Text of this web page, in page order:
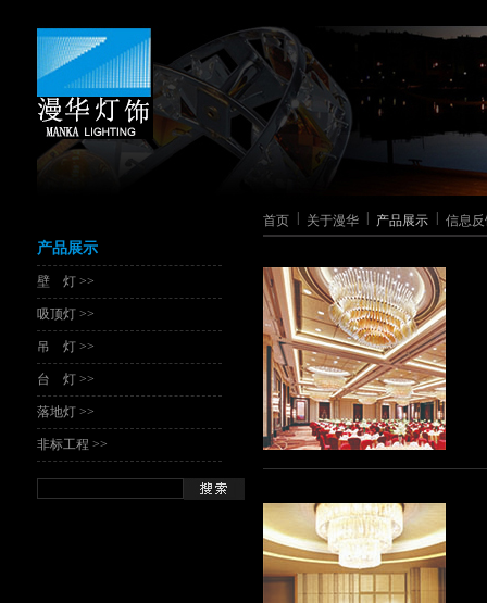
产品展示
壁 灯 >>
吸顶灯 >>
吊 灯 >>
台 灯 >>
落地灯 >>
非标工程 >>
首页 关于漫华 产品展示 信息反